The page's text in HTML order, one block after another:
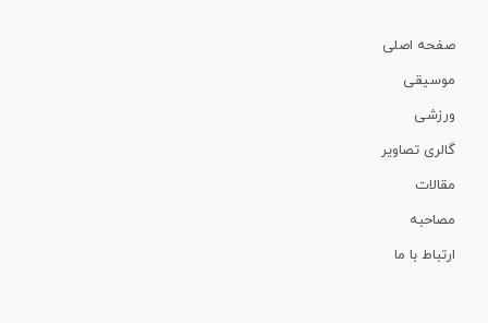
صفحه اصلی
موسیقی
ورزشی
گالری تصاویر
مقالات
مصاحبه
ارتباط با ما